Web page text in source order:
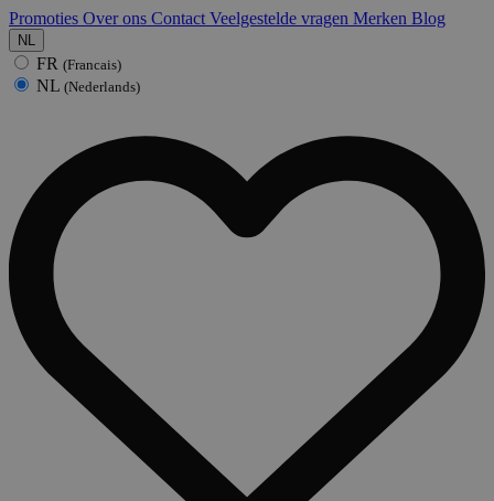
Promoties Over ons Contact Veelgestelde vragen Merken Blog
NL
FR (Francais)
NL (Nederlands)